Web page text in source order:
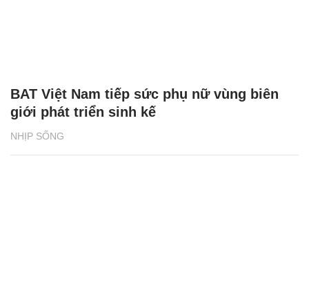
NHỊP SỐNG
BAT Việt Nam tiếp sức phụ nữ vùng biên
giới phát triển sinh kế